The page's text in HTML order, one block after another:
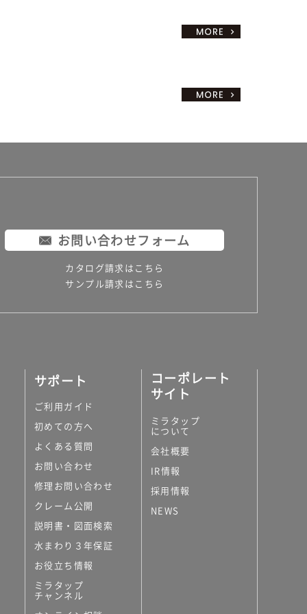
お問い合わせフォーム
カタログ請求はこちら
サンプル請求はこちら
サポート
ご利用ガイド
初めての方へ
よくある質問
お問い合わせ
修理お問い合わせ
クレーム公開
説明書・図面検索
水まわり３年保証
お役立ち情報
ミラタップ
チャンネル
コーポレート
サイト
ミラタップ
について
会社概要
IR情報
採用情報
NEWS